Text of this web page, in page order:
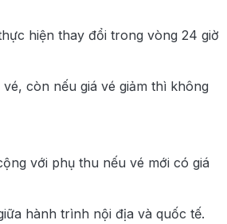
hiện thay đổi trong vòng 24 giờ
còn nếu giá vé giảm thì không
với phụ thu nếu vé mới có giá
hành trình nội địa và quốc tế.